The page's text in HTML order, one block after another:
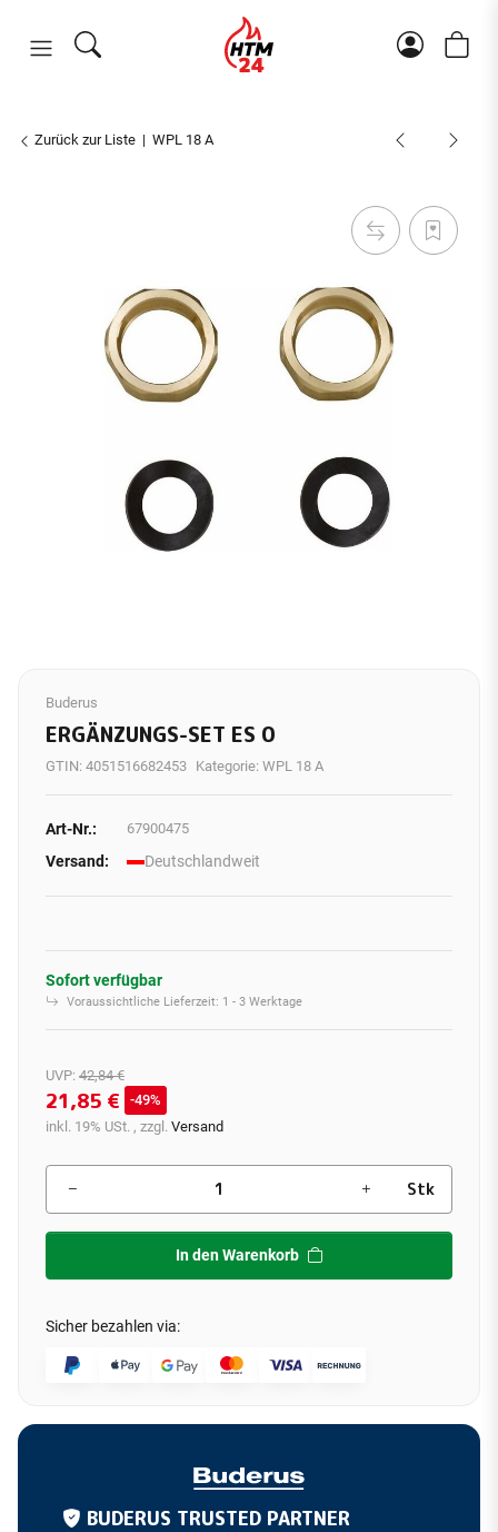
Zurück zur Liste WPL 18 A
Buderus
ERGÄNZUNGS-SET ES 0
GTIN: 4051516682453 Kategorie: WPL 18 A
Art-Nr.: 67900475
Versand: Deutschlandweit
Sofort verfügbar
Voraussichtliche Lieferzeit: 1 - 3 Werktage
UVP: 42,84 €
21,85 €
49%
inkl. 19% USt. , zzgl. Versand
Stk
In den Warenkorb
Sicher bezahlen via:
BUDERUS TRUSTED PARTNER